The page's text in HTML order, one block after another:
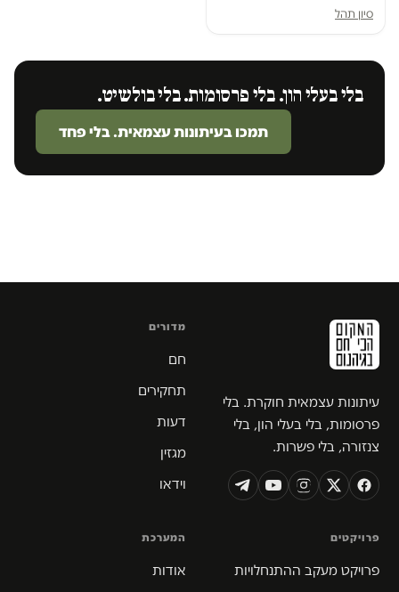
סיון תהל
בלי בעלי הון. בלי פרסומות. בלי בולשיט.
תמכו בעיתונות עצמאית. בלי פחד
עיתונות עצמאית חוקרת. בלי
פרסומות, בלי בעלי הון, בלי
צנזורה, בלי פשרות.
מדורים
חם
תחקירים
דעות
מגזין
וידאו
פרויקטים
פרויקט מעקב ההתנחלויות
המערכת
אודות